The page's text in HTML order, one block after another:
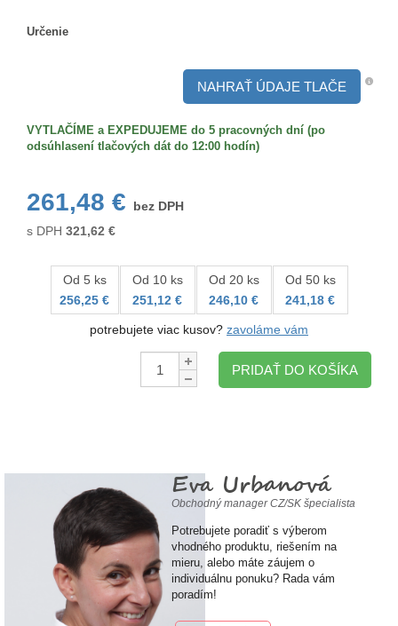
Určenie
NAHRAŤ ÚDAJE TLAČE
VYTLAČÍME a EXPEDUJEME do 5 pracovných dní (po
odsúhlasení tlačových dát do 12:00 hodín)
261,48 €
bez DPH
s DPH 321,62 €
Od 5 ks
256,25 €
Od 10 ks
251,12 €
Od 20 ks
246,10 €
Od 50 ks
241,18 €
potrebujete viac kusov? zavoláme vám
Množstvo:
PRIDAŤ DO KOŠÍKA
Eva Urbanová
Obchodný manager CZ/SK špecialista
Potrebujete poradiť s výberom
vhodného produktu, riešením na
mieru, alebo máte záujem o
individuálnu ponuku? Rada vám
poradím!